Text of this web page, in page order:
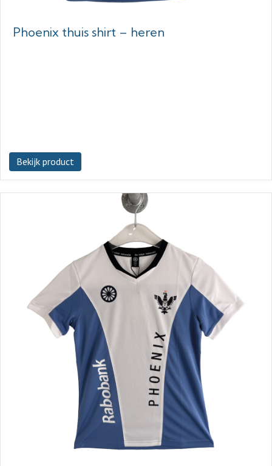
Phoenix thuis shirt – heren
Bekijk product